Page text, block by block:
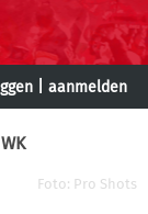
aanmelden
Foto: Pro Shots